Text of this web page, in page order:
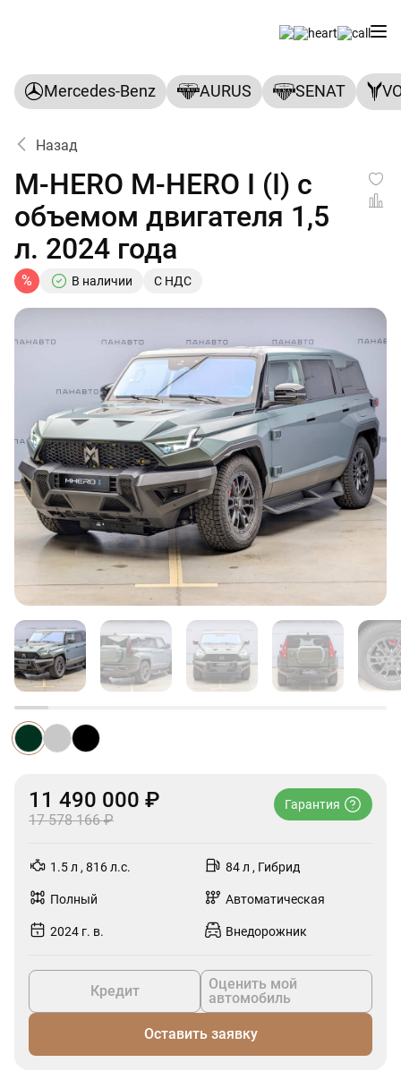
Mercedes-Benz AURUS SENAT
Назад
M-HERO M-HERO I (I) с
объемом двигателя 1,5
л. 2024 года
% В наличии С НДС
11 490 000 ₽
17 578 166 ₽
Гарантия
1.5 л , 816 л.с. 84 л , Гибрид
Полный Автоматическая
2024 г. в. Внедорожник
Кредит
Оценить мой
автомобиль
Оставить заявку